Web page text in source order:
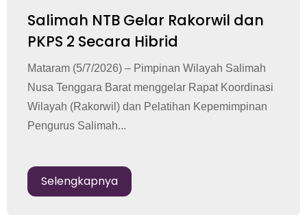
Salimah NTB Gelar Rakorwil dan
PKPS 2 Secara Hibrid
Mataram (5/7/2026) – Pimpinan Wilayah Salimah
Nusa Tenggara Barat menggelar Rapat Koordinasi
Wilayah (Rakorwil) dan Pelatihan Kepemimpinan
Pengurus Salimah...
Selengkapnya